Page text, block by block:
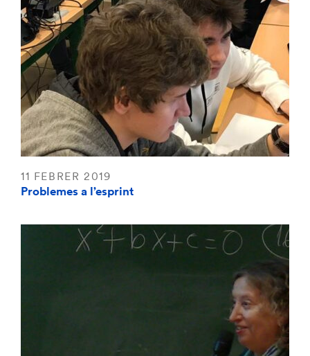
11 FEBRER 2019
Problemes a l’esprint